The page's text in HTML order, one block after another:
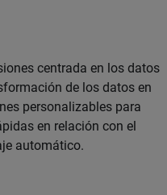
centrada en los datos
de los datos en
personalizables para
en relación con el
automático.